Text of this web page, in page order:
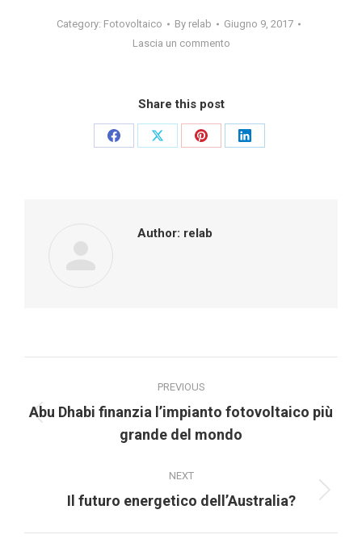
Category: Fotovoltaico By relab
Giugno 9, 2017
Lascia un commento
Share this post
Share
Share
Share
Share
Author: relab
navigation
PREVIOUS
Previous
post:
Abu Dhabi finanzia l’impianto fotovoltaico più
grande del mondo
NEXT
Next
Il futuro energetico dell’Australia?